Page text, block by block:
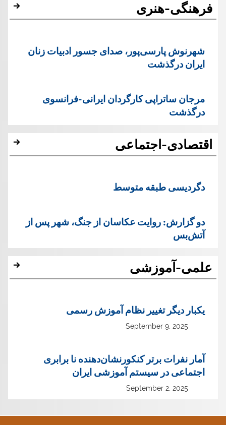
فرهنگی-هنری
شهرنوش پارسی‌پور، صدای جسور ادبیات زنان
ایران درگذشت
مرجان ساتراپی کارگردان ایرانی-فرانسوی
درگذشت
اقتصادی-اجتماعی
دگردیسی طبقه متوسط
دو گزارش: روایت عکاسان از جنگ، شهر پس از
آتش‌بس
علمی-آموزشی
یک‏بار دیگر تغییر نظام آموزش رسمی
September 9, 2025
آمار نفرات برتر کنکورنشان‌دهنده نا برابری
اجتماعی در سیستم آموزشی ایران
September 2, 2025